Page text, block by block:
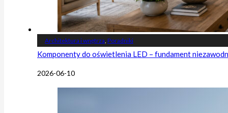
Architektura i wnętrza Poradniki
Komponenty do oświetlenia LED – fundament
2026-06-10